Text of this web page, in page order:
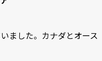
ました。カナダとオース